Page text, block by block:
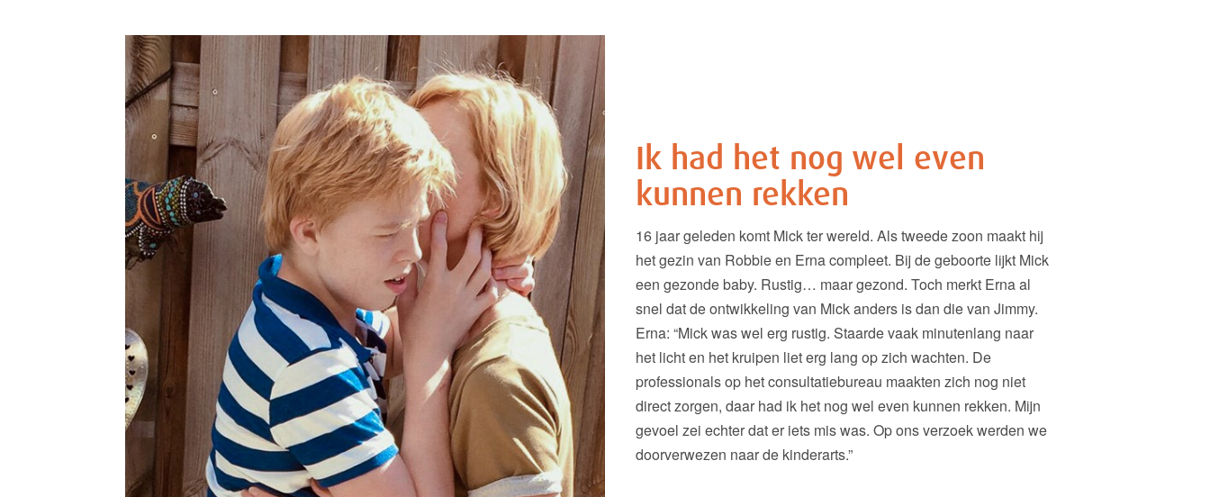
Ik had het nog wel even
kunnen rekken
16 jaar geleden komt Mick ter wereld. Als tweede zoon maakt hij
het gezin van Robbie en Erna compleet. Bij de geboorte lijkt Mick
een gezonde baby. Rustig… maar gezond. Toch merkt Erna al
snel dat de ontwikkeling van Mick anders is dan die van Jimmy.
Erna: “Mick was wel erg rustig. Staarde vaak minutenlang naar
het licht en het kruipen liet erg lang op zich wachten. De
professionals op het consultatiebureau maakten zich nog niet
direct zorgen, daar had ik het nog wel even kunnen rekken. Mijn
gevoel zei echter dat er iets mis was. Op ons verzoek werden we
doorverwezen naar de kinderarts.”